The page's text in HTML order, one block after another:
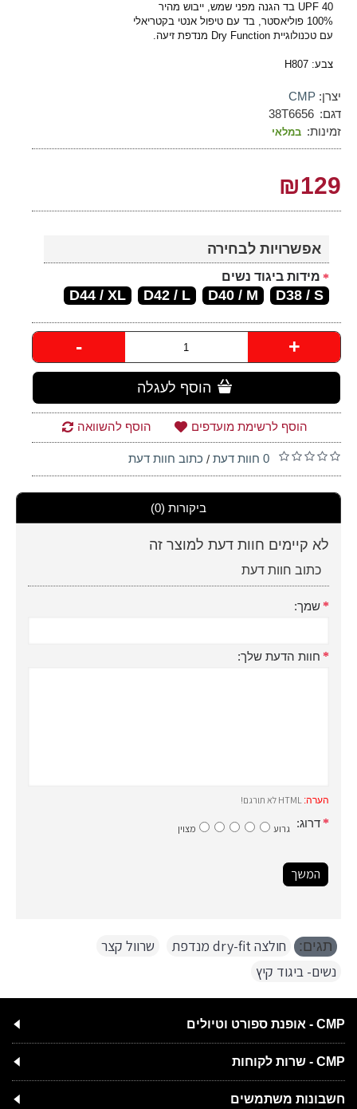
UPF 40 בד הגנה מפני שמש,
ייבוש מהיר
100% פוליאסטר,
בד עם טיפול אנטי בקטריאלי
עם טכנולוגיית Dry Function מנדפת זיעה.
צבע: H807
יצרן: CMP
דגם: 38T6656
זמינות: במלאי
₪129
אפשרויות לבחירה
מידות ביגוד נשים
D38 / S
D40 / M
D42 / L
D44 / XL
- +
הוסף לעגלה
הוסף לרשימת מועדפים הוסף להשוואה
0 חוות דעת / כתוב חוות דעת
ביקורות (0)
לא קיימים חוות דעת למוצר זה
כתוב חוות דעת
שמך:
חוות הדעת שלך:
הערה:
דרוג: גרוע מצוין
המשך
תגים: חולצה dry-fit מנדפת שרוול קצר
נשים- ביגוד קיץ
CMP - אופנת ספורט וטיולים
CMP - שרות לקוחות
חשבונות משתמשים